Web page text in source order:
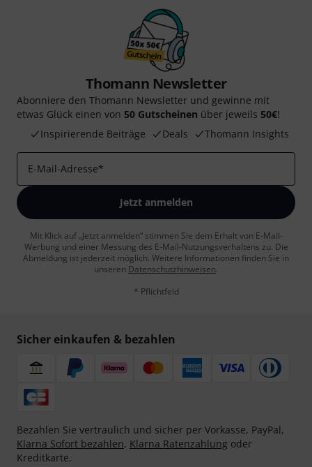
Thomann Newsletter
Abonniere den Thomann Newsletter und gewinne mit
etwas Glück einen von 50 Gutscheinen über jeweils 50€!
Inspirierende Beiträge
Deals Thomann Insights
E-Mail-Adresse*
Jetzt anmelden
Mit Klick auf „Jetzt anmelden“ stimmen Sie dem Erhalt von E-Mail-
Werbung und einer Messung des E-Mail-Nutzungsverhaltens zu. Die
Abmeldung ist jederzeit möglich. Weitere Informationen finden Sie in
unseren Datenschutzhinweisen.
* Pflichtfeld
Sicher einkaufen & bezahlen
Bezahlen Sie vertraulich und sicher per Vorkasse, PayPal,
Klarna Sofort bezahlen, Klarna Ratenzahlung oder
Kreditkarte.